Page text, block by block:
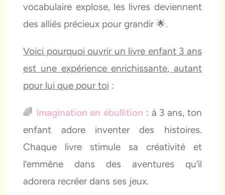
vocabulaire explose, les livres deviennent
des alliés précieux pour grandir 🌟.
Voici pourquoi ouvrir un livre enfant 3 ans
est une expérience enrichissante, autant
pour lui que pour toi :
🌈 Imagination en ébullition : à 3 ans, ton
enfant adore inventer des histoires.
Chaque livre stimule sa créativité et
l’emmène dans des aventures qu’il
adorera recréer dans ses jeux.